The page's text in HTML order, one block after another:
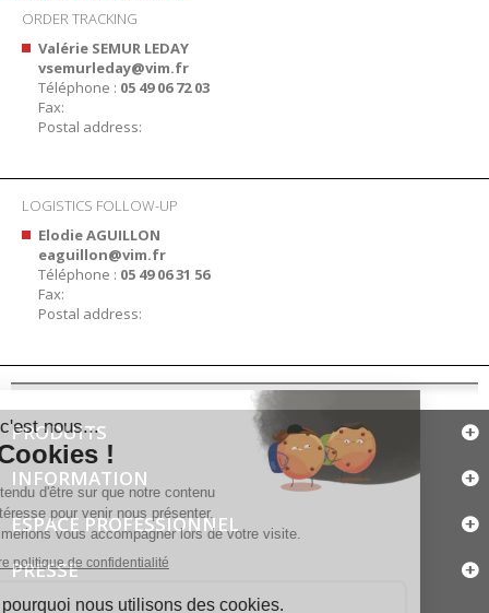
ORDER TRACKING
Valérie SEMUR LEDAY
vsemurleday@vim.fr
Téléphone : 05 49 06 72 03
Fax:
Postal address:
LOGISTICS FOLLOW-UP
Elodie AGUILLON
eaguillon@vim.fr
Téléphone : 05 49 06 31 56
Fax:
Postal address:
PRODUITS
INFORMATION
ESPACE PROFESSIONNEL
PRESSE